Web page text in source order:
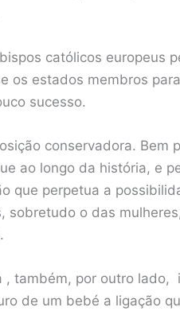
católicos europeus
os estados membros
sucesso.
conservadora. Bem
ao longo da história, e
que perpetua a
sobretudo o das
, também, por outro
de um bebé a ligação